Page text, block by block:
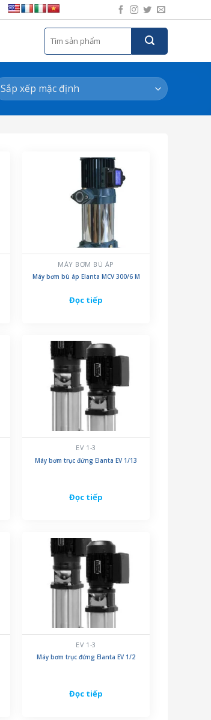
Tìm
kiếm:
MÁY BƠM BÙ ÁP
Máy bơm bù áp Elanta MCV 300/6 M
Đọc tiếp
EV 1-3
Máy bơm trục đứng Elanta EV 1/13
Đọc tiếp
EV 1-3
Máy bơm trục đứng Elanta EV 1/2
Đọc tiếp